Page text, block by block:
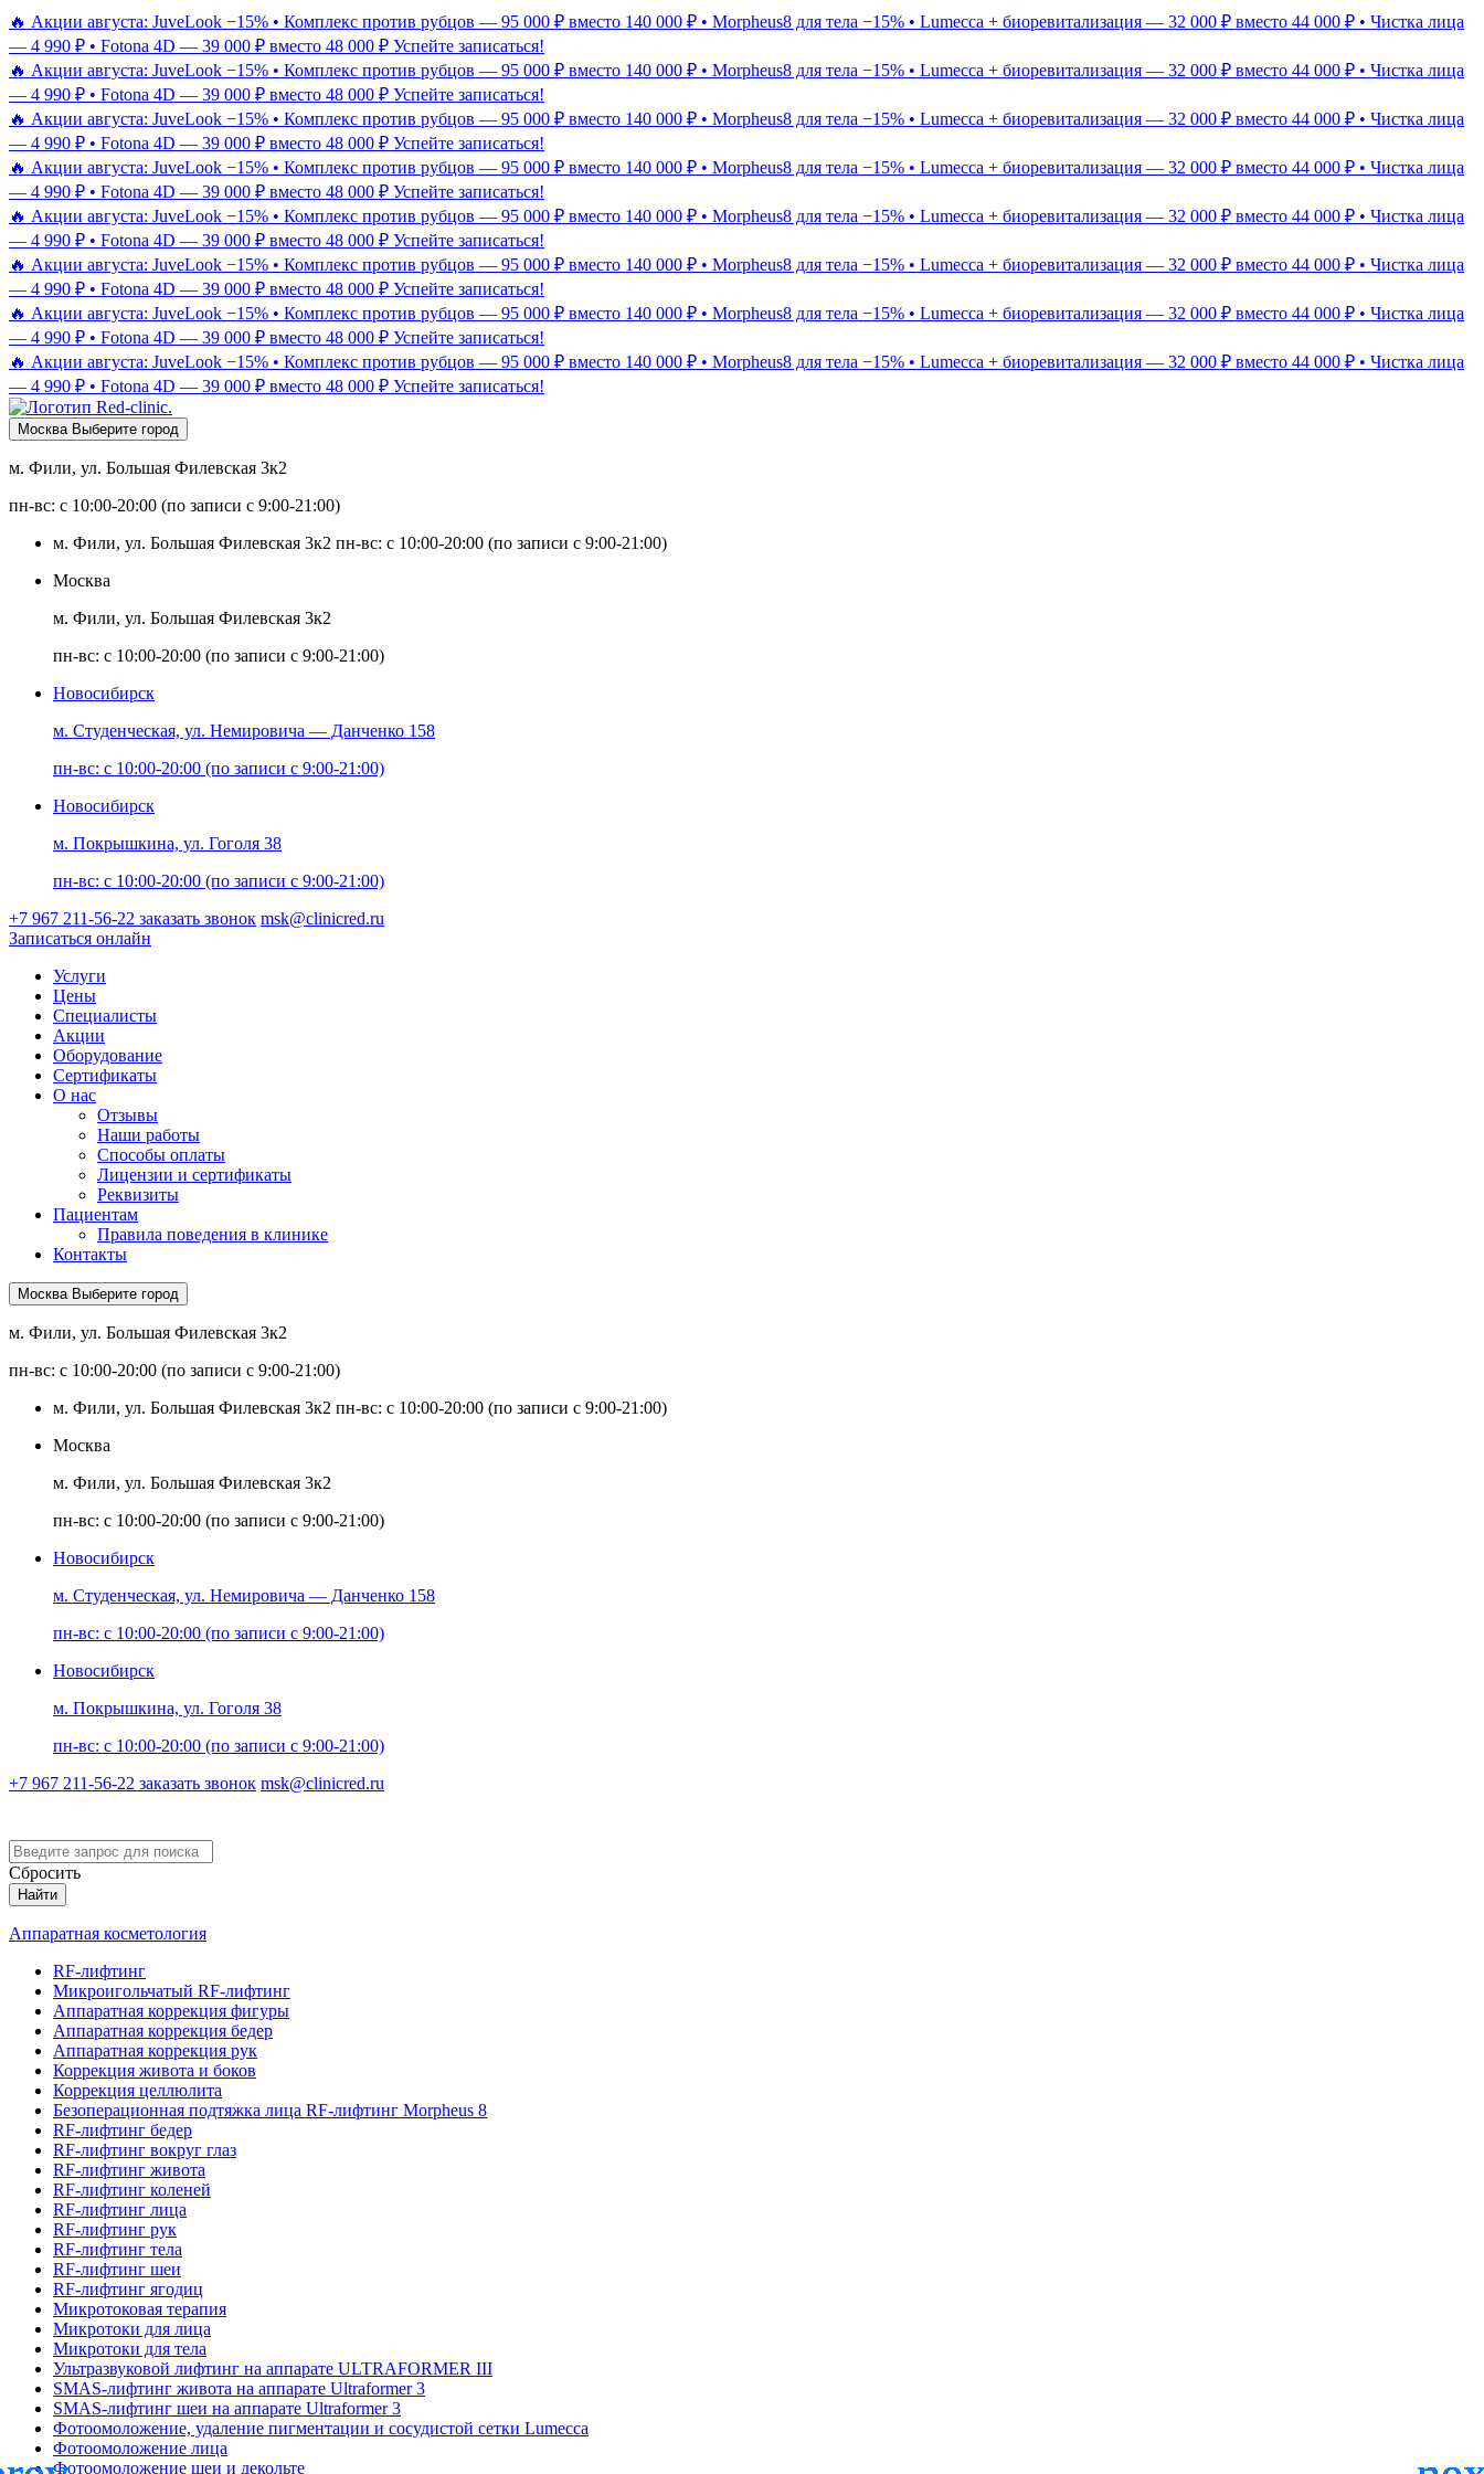
🔥 Акции августа: JuveLook −15% • Комплекс против рубцов — 95 000 ₽ вместо 140 000 ₽ • Morpheus8 для тела −15% • Lumecca + биоревитализация — 32 000 ₽ вместо 44 000 ₽ • Чистка лица
— 4 990 ₽ • Fotona 4D — 39 000 ₽ вместо 48 000 ₽ Успейте записаться!
🔥 Акции августа: JuveLook −15% • Комплекс против рубцов — 95 000 ₽ вместо 140 000 ₽ • Morpheus8 для тела −15% • Lumecca + биоревитализация — 32 000 ₽ вместо 44 000 ₽ • Чистка лица
— 4 990 ₽ • Fotona 4D — 39 000 ₽ вместо 48 000 ₽ Успейте записаться!
🔥 Акции августа: JuveLook −15% • Комплекс против рубцов — 95 000 ₽ вместо 140 000 ₽ • Morpheus8 для тела −15% • Lumecca + биоревитализация — 32 000 ₽ вместо 44 000 ₽ • Чистка лица
— 4 990 ₽ • Fotona 4D — 39 000 ₽ вместо 48 000 ₽ Успейте записаться!
🔥 Акции августа: JuveLook −15% • Комплекс против рубцов — 95 000 ₽ вместо 140 000 ₽ • Morpheus8 для тела −15% • Lumecca + биоревитализация — 32 000 ₽ вместо 44 000 ₽ • Чистка лица
— 4 990 ₽ • Fotona 4D — 39 000 ₽ вместо 48 000 ₽ Успейте записаться!
🔥 Акции августа: JuveLook −15% • Комплекс против рубцов — 95 000 ₽ вместо 140 000 ₽ • Morpheus8 для тела −15% • Lumecca + биоревитализация — 32 000 ₽ вместо 44 000 ₽ • Чистка лица
— 4 990 ₽ • Fotona 4D — 39 000 ₽ вместо 48 000 ₽ Успейте записаться!
🔥 Акции августа: JuveLook −15% • Комплекс против рубцов — 95 000 ₽ вместо 140 000 ₽ • Morpheus8 для тела −15% • Lumecca + биоревитализация — 32 000 ₽ вместо 44 000 ₽ • Чистка лица
— 4 990 ₽ • Fotona 4D — 39 000 ₽ вместо 48 000 ₽ Успейте записаться!
🔥 Акции августа: JuveLook −15% • Комплекс против рубцов — 95 000 ₽ вместо 140 000 ₽ • Morpheus8 для тела −15% • Lumecca + биоревитализация — 32 000 ₽ вместо 44 000 ₽ • Чистка лица
— 4 990 ₽ • Fotona 4D — 39 000 ₽ вместо 48 000 ₽ Успейте записаться!
🔥 Акции августа: JuveLook −15% • Комплекс против рубцов — 95 000 ₽ вместо 140 000 ₽ • Morpheus8 для тела −15% • Lumecca + биоревитализация — 32 000 ₽ вместо 44 000 ₽ • Чистка лица
— 4 990 ₽ • Fotona 4D — 39 000 ₽ вместо 48 000 ₽ Успейте записаться!
Москва Выберите город
м. Фили, ул. Большая Филевская 3к2
пн-вс: с 10:00-20:00 (по записи с 9:00-21:00)
м. Фили, ул. Большая Филевская 3к2 пн-вс: с 10:00-20:00 (по записи с 9:00-21:00)
Москва
м. Фили, ул. Большая Филевская 3к2
пн-вс: с 10:00-20:00 (по записи с 9:00-21:00)
Новосибирск
м. Студенческая, ул. Немировича — Данченко 158
пн-вс: с 10:00-20:00 (по записи с 9:00-21:00)
Новосибирск
м. Покрышкина, ул. Гоголя 38
пн-вс: с 10:00-20:00 (по записи с 9:00-21:00)
+7 967 211-56-22 заказать звонок msk@clinicred.ru
Записаться онлайн
Услуги
Цены
Специалисты
Акции
Оборудование
Сертификаты
О нас
Отзывы
Наши работы
Способы оплаты
Лицензии и сертификаты
Реквизиты
Пациентам
Правила поведения в клинике
Контакты
Москва Выберите город
м. Фили, ул. Большая Филевская 3к2
пн-вс: с 10:00-20:00 (по записи с 9:00-21:00)
м. Фили, ул. Большая Филевская 3к2 пн-вс: с 10:00-20:00 (по записи с 9:00-21:00)
Москва
м. Фили, ул. Большая Филевская 3к2
пн-вс: с 10:00-20:00 (по записи с 9:00-21:00)
Новосибирск
м. Студенческая, ул. Немировича — Данченко 158
пн-вс: с 10:00-20:00 (по записи с 9:00-21:00)
Новосибирск
м. Покрышкина, ул. Гоголя 38
пн-вс: с 10:00-20:00 (по записи с 9:00-21:00)
+7 967 211-56-22 заказать звонок msk@clinicred.ru
Сбросить
Найти
Аппаратная косметология
RF-лифтинг
Микроигольчатый RF-лифтинг
Аппаратная коррекция фигуры
Аппаратная коррекция бедер
Аппаратная коррекция рук
Коррекция живота и боков
Коррекция целлюлита
Безоперационная подтяжка лица RF-лифтинг Morpheus 8
RF-лифтинг бедер
RF-лифтинг вокруг глаз
RF-лифтинг живота
RF-лифтинг коленей
RF-лифтинг лица
RF-лифтинг рук
RF-лифтинг тела
RF-лифтинг шеи
RF-лифтинг ягодиц
Микротоковая терапия
Микротоки для лица
Микротоки для тела
Ультразвуковой лифтинг на аппарате ULTRAFORMER III
SMAS-лифтинг живота на аппарате Ultraformer 3
SMAS-лифтинг шеи на аппарате Ultraformer 3
Фотоомоложение, удаление пигментации и сосудистой сетки Lumecca
Фотоомоложение лица
Фотоомоложение шеи и декольте